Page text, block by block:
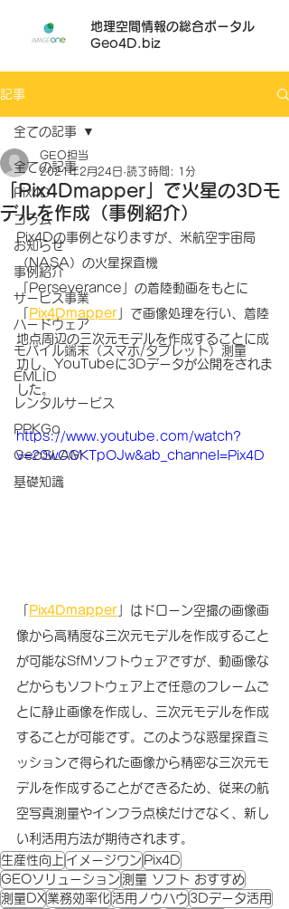
地理空間情報の総合ポータル
Geo4D.biz
記事
全ての記事
Pix4D
コラム
お知らせ
事例紹介
サービス事業
ハードウェア
モバイル端末（スマホ/タブレット）測量
EMLID
レンタルサービス
PPKGo
GeoSLAM
基礎知識
全ての記事
「Pix4Dmapper」で火星の3Dモ
デルを作成（事例紹介）
GEO担当
2021年2月24日 読了時間: 1分
Pix4Dの事例となりますが、米航空宇宙局
（NASA）の火星探査機
「Perseverance」の着陸動画をもとに
Pix4Dmapper 」で画像処理を行い、着陸
地点周辺の三次元モデルを作成することに成
功し、YouTubeに3Dデータが公開をされま
した。
https://www.youtube.com/watch?
v=20wCGKTpOJw&ab_channel=Pix4D
Pix4Dmapper 」はドローン空撮の画像画
像から高精度な三次元モデルを作成すること
が可能なSfMソフトウェアですが、動画像な
どからもソフトウェア上で任意のフレームご
とに静止画像を作成し、三次元モデルを作成
することが可能です。このような惑星探査ミ
ッションで得られた画像から精密な三次元モ
デルを作成することができるため、従来の航
空写真測量やインフラ点検だけでなく、新し
い利活用方法が期待されます。
生産性向上 イメージワン Pix4D
GEOソリューション 測量 ソフト おすすめ
測量DX 業務効率化活用ノウハウ 3Dデータ活用